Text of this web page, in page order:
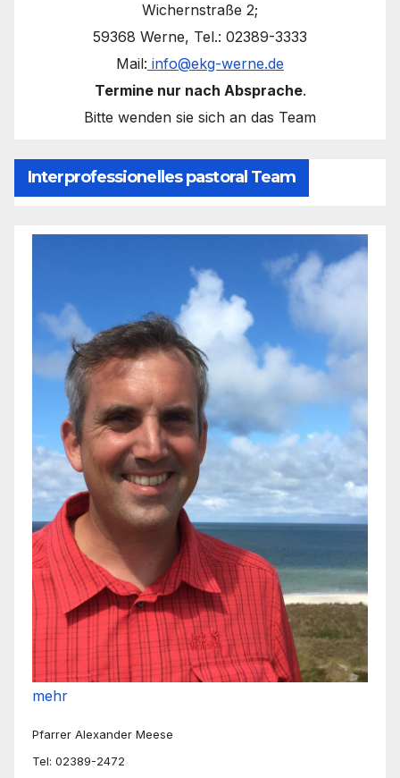
Wichernstraße 2;
59368 Werne, Tel.: 02389-3333
Mail: info@ekg-werne.de
Termine nur nach Absprache.
Bitte wenden sie sich an das Team
Interprofessionelles pastoral Team
mehr
Pfarrer Alexander Meese
Tel: 02389-2472